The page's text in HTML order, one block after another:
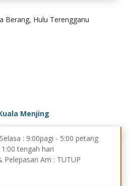
Berang, Hulu Terengganu
Menjing
: 9:00pagi - 5:00 petang
tengah hari
Pelepasan Am : TUTUP